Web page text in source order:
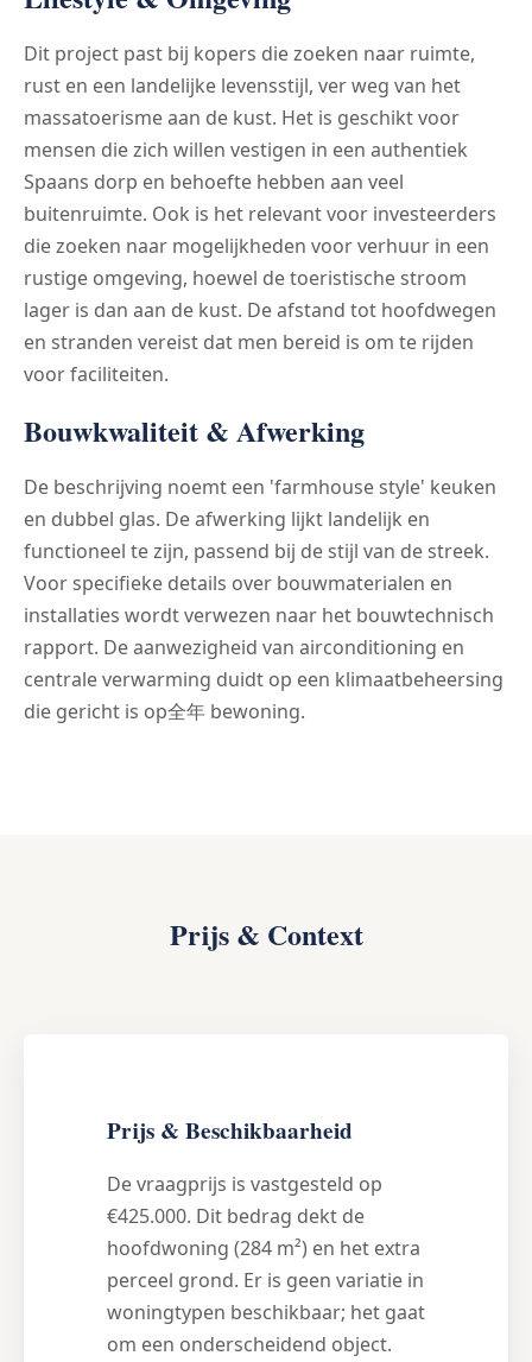
Dit project past bij kopers die zoeken naar ruimte,
rust en een landelijke levensstijl, ver weg van het
massatoerisme aan de kust. Het is geschikt voor
mensen die zich willen vestigen in een authentiek
Spaans dorp en behoefte hebben aan veel
buitenruimte. Ook is het relevant voor investeerders
die zoeken naar mogelijkheden voor verhuur in een
rustige omgeving, hoewel de toeristische stroom
lager is dan aan de kust. De afstand tot hoofdwegen
en stranden vereist dat men bereid is om te rijden
voor faciliteiten.
Bouwkwaliteit & Afwerking
De beschrijving noemt een 'farmhouse style' keuken
en dubbel glas. De afwerking lijkt landelijk en
functioneel te zijn, passend bij de stijl van de streek.
Voor specifieke details over bouwmaterialen en
installaties wordt verwezen naar het bouwtechnisch
rapport. De aanwezigheid van airconditioning en
centrale verwarming duidt op een klimaatbeheersing
die gericht is op全年 bewoning.
Prijs & Context
Prijs & Beschikbaarheid
De vraagprijs is vastgesteld op
€425.000. Dit bedrag dekt de
hoofdwoning (284 m²) en het extra
perceel grond. Er is geen variatie in
woningtypen beschikbaar; het gaat
om een onderscheidend object.